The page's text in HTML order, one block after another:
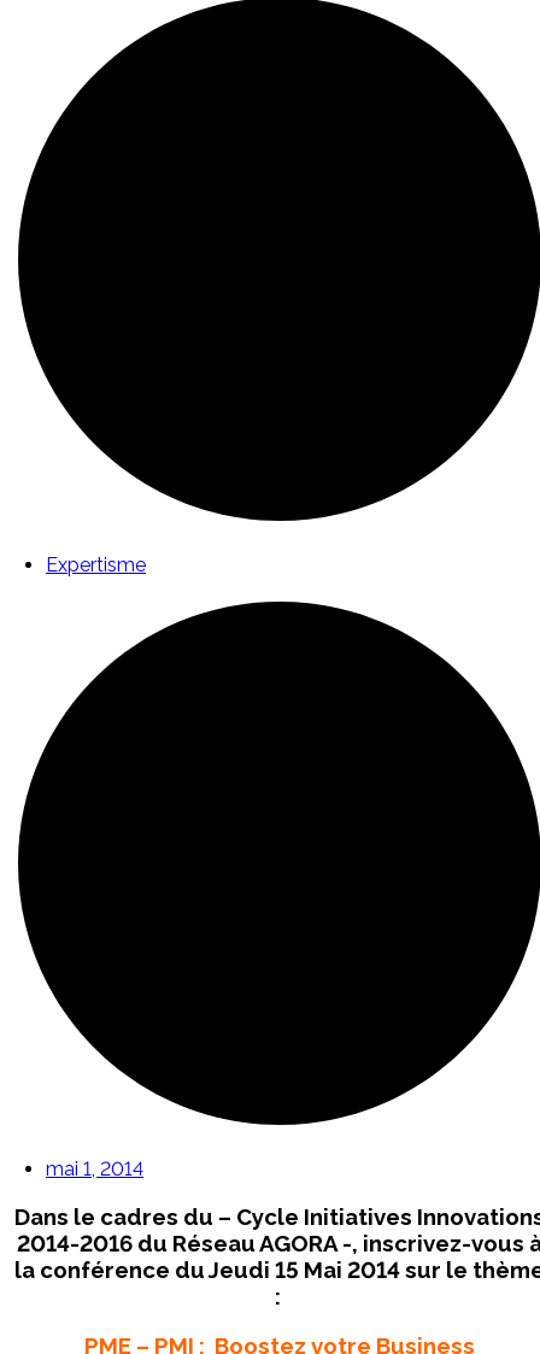
Expertisme
mai 1, 2014
Dans le cadres du – Cycle Initiatives
2014-2016 du Réseau AGORA -, inscrivez-vous
la conférence du Jeudi 15 Mai 2014 sur le
:
PME – PMI : Boostez votre Business